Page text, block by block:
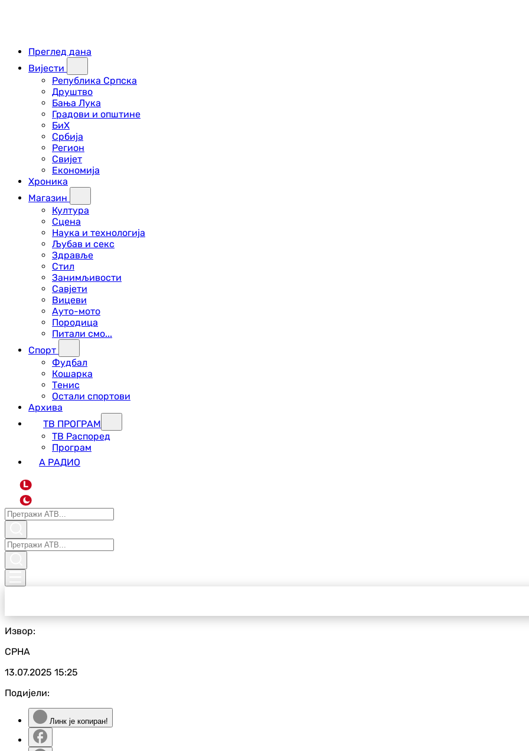
Преглед дана
Вијести
Република Српска
Друштво
Бања Лука
Градови и општине
БиХ
Србија
Регион
Свијет
Економија
Хроника
Магазин
Култура
Сцена
Наука и технологија
Љубав и секс
Здравље
Стил
Занимљивости
Савјети
Вицеви
Ауто-мото
Породица
Питали смо...
Спорт
Фудбал
Кошарка
Тенис
Остали спортови
Архива
ТВ ПРОГРАМ
ТВ Распоред
Програм
А РАДИО
L
Извор:
СРНА
13.07.2025 15:25
Подијели:
Линк је копиран!